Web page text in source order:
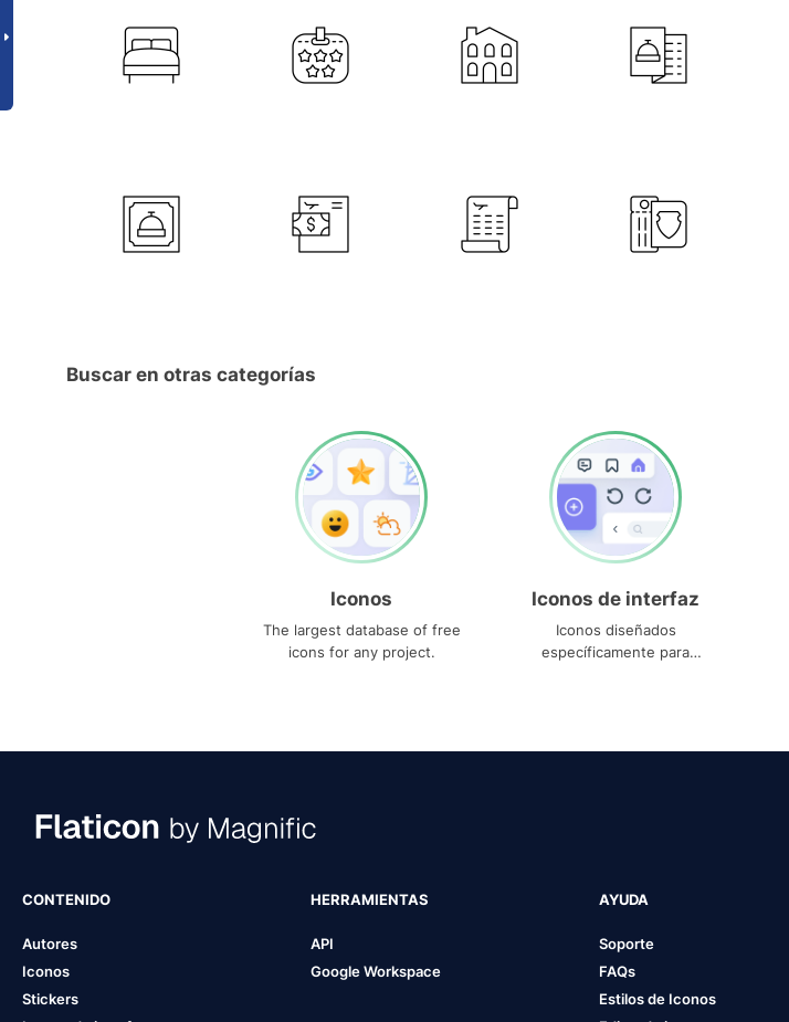
Buscar en otras categorías
Iconos
The largest database of free
icons for any project.
Iconos de interfaz
Iconos diseñados
específicamente para
CONTENIDO
Autores
Iconos
Stickers
HERRAMIENTAS
API
Google Workspace
AYUDA
Soporte
FAQs
Estilos de Iconos